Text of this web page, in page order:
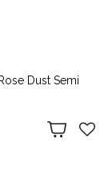
Dust Semi